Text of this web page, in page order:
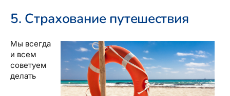
5. Страхование путешествия
Мы всегда
и всем
советуем
делать